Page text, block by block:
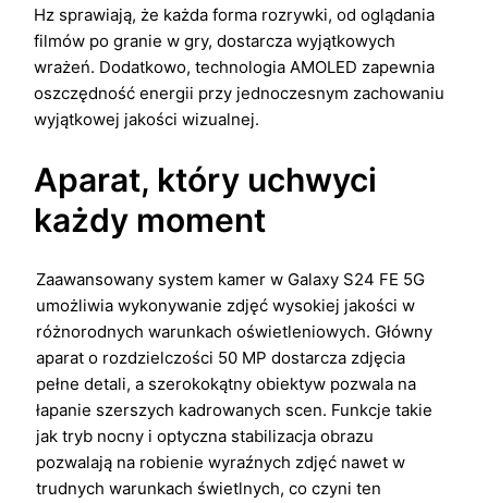
Hz sprawiają, że każda forma rozrywki, od oglądania
filmów po granie w gry, dostarcza wyjątkowych
wrażeń. Dodatkowo, technologia AMOLED zapewnia
oszczędność energii przy jednoczesnym zachowaniu
wyjątkowej jakości wizualnej.
Aparat, który uchwyci
każdy moment
Zaawansowany system kamer w Galaxy S24 FE 5G
umożliwia wykonywanie zdjęć wysokiej jakości w
różnorodnych warunkach oświetleniowych. Główny
aparat o rozdzielczości 50 MP dostarcza zdjęcia
pełne detali, a szerokokątny obiektyw pozwala na
łapanie szerszych kadrowanych scen. Funkcje takie
jak tryb nocny i optyczna stabilizacja obrazu
pozwalają na robienie wyraźnych zdjęć nawet w
trudnych warunkach świetlnych, co czyni ten